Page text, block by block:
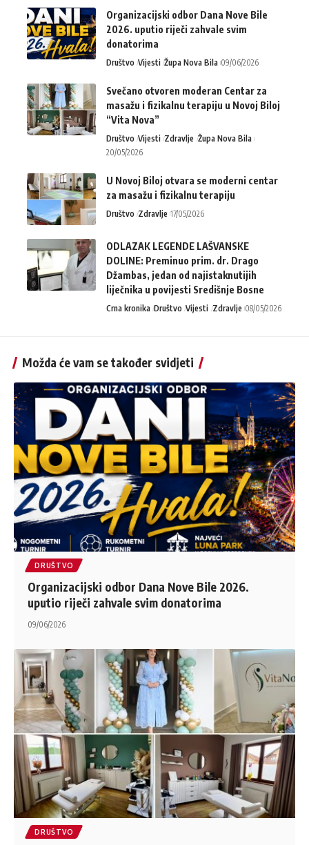
Organizacijski odbor Dana Nove Bile
2026. uputio riječi zahvale svim
donatorima
Društvo Vijesti Župa Nova Bila 09/06/2026
Svečano otvoren moderan Centar za
masažu i fizikalnu terapiju u Novoj Biloj
“Vita Nova”
Društvo Vijesti Zdravlje Župa Nova Bila
20/05/2026
U Novoj Biloj otvara se moderni centar
za masažu i fizikalnu terapiju
Društvo Zdravlje 17/05/2026
ODLAZAK LEGENDE LAŠVANSKE
DOLINE: Preminuo prim. dr. Drago
Džambas, jedan od najistaknutijih
liječnika u povijesti Središnje Bosne
Crna kronika Društvo Vijesti Zdravlje 08/05/2026
Možda će vam se također svidjeti
DRUŠTVO
Organizacijski odbor Dana Nove Bile 2026.
uputio riječi zahvale svim donatorima
09/06/2026
DRUŠTVO